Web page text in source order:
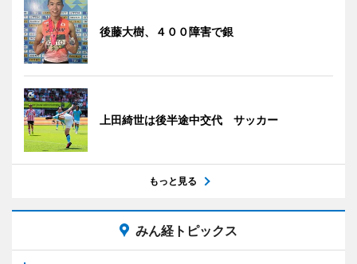
後藤大樹、４００障害で銀
上田綺世は後半途中交代 サッカー
もっと見る
みん経トピックス